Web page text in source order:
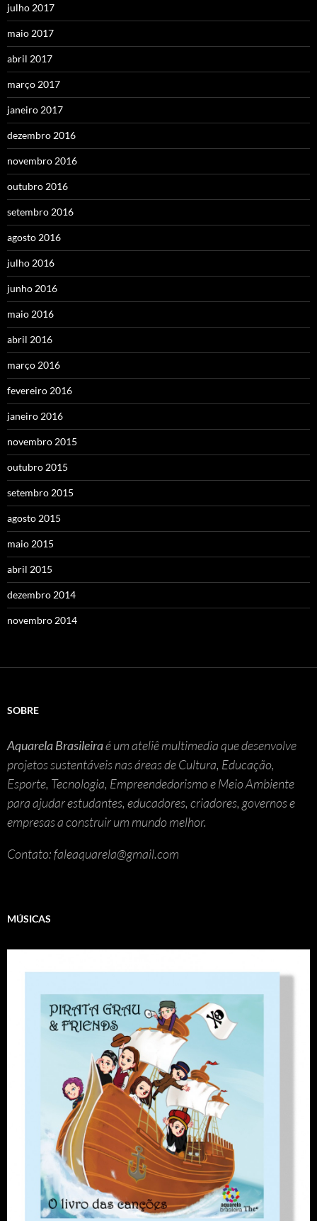
julho 2017
maio 2017
abril 2017
março 2017
janeiro 2017
dezembro 2016
novembro 2016
outubro 2016
setembro 2016
agosto 2016
julho 2016
junho 2016
maio 2016
abril 2016
março 2016
fevereiro 2016
janeiro 2016
novembro 2015
outubro 2015
setembro 2015
agosto 2015
maio 2015
abril 2015
dezembro 2014
novembro 2014
SOBRE
Aquarela Brasileiraé um ateliê multimedia que desenvolve
projetos sustentáveis nas áreas de Cultura, Educação,
Esporte, Tecnologia, Empreendedorismo e Meio Ambiente
para ajudar estudantes, educadores, criadores, governos e
empresas a construir um mundo melhor.
Contato: faleaquarela@gmail.com
MÚSICAS